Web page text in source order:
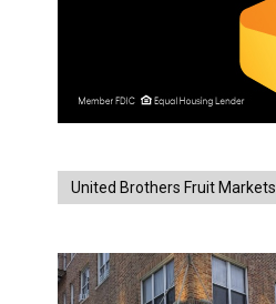
United Brothers Fruit Markets